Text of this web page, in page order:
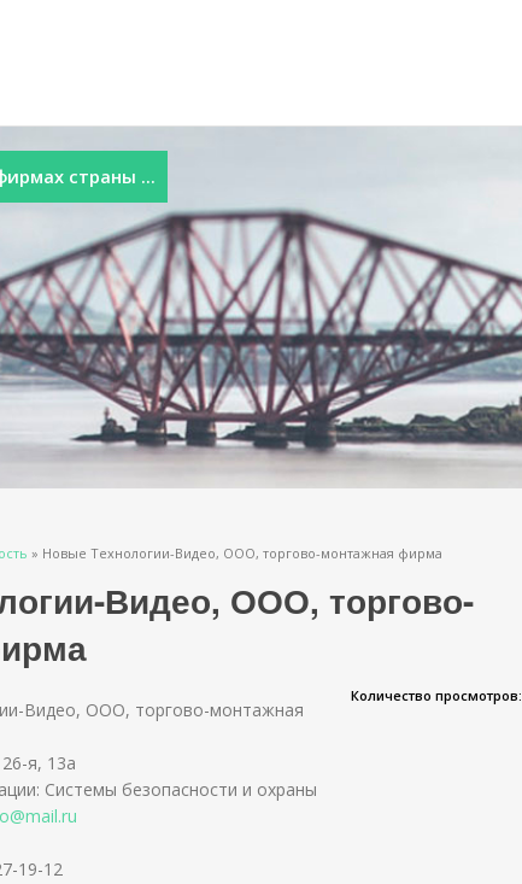
страны ...
» Новые Технологии-Видео, ООО, торгово-монтажная фирма
Видео, ООО, торгово-
Количество просмотров:
Видео, ООО, торгово-монтажная
я, 13а
Системы безопасности и охраны
19-12